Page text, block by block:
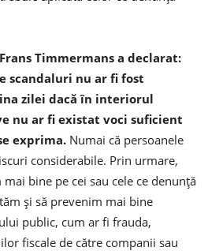
Timmermans a declarat:
scandaluri nu ar fi fost
zilei dacă în interiorul
nu ar fi existat voci suficient
exprima. Numai că persoanele
considerabile. Prin urmare,
bine pe cei sau cele ce denunţă
şi să prevenim mai bine
public, cum ar fi frauda,
fiscale de către companii sau